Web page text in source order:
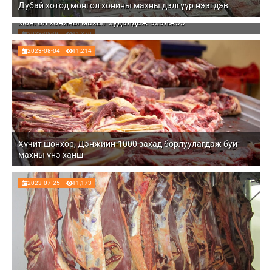
Дубай хотод монгол хонины махны дэлгүүр нээгдэв
2023-08-06 11,370
Дубай хотын хамгийн том хүнсний худалдааны төвд
монгол хонины махыг худалдаж эхэлжээ
2023-08-04 11,214
Хүчит шонхор, Дэнжийн-1000 захад борлуулагдаж буй
махны үнэ ханш
2023-07-25 11,173